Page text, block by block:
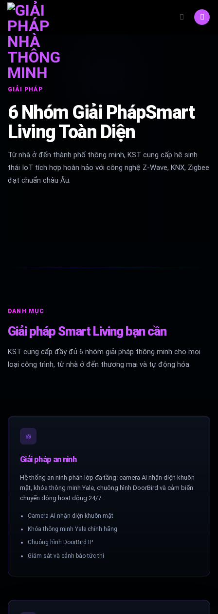
Skip
content
GIẢI PHÁP
6 Nhóm Giải PhápSmart
Living Toàn Diện
Từ nhà ở đến thành phố thông minh, KST cung cấp hệ sinh
thái IoT tích hợp hoàn hảo với công nghệ Z-Wave, KNX, Zigbee
đạt chuẩn châu Âu.
DANH MỤC
Giải pháp Smart Living bạn cần
KST cung cấp đầy đủ 6 nhóm giải pháp thông minh cho mọi
loại công trình, từ nhà ở đến thương mại và tự động hóa.
⌾
Giải pháp an ninh
Hệ thống an ninh phân lớp đa tầng: camera AI nhận diện khuôn
mặt, khóa thông minh Yale, chuông hình DoorBird và cảm biến
chuyển động hoạt động 24/7.
Camera AI nhận diện khuôn mặt
Khóa thông minh Yale chính hãng
Chuông hình DoorBird IP
Giám sát và cảnh báo tức thì